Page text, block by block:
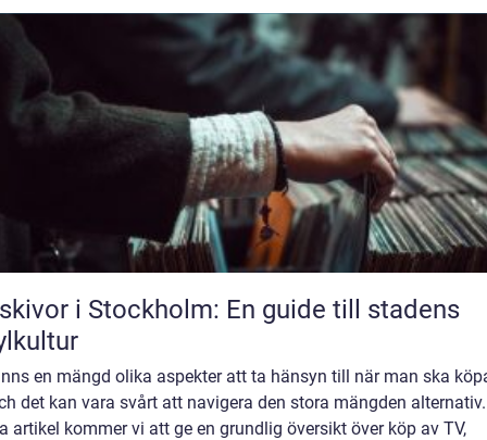
i Stockholm: En guide till stadens
en mängd olika aspekter att ta hänsyn till när man ska
det kan vara svårt att navigera den stora mängden
artikel kommer vi att ge en grundlig översikt över köp av TV,